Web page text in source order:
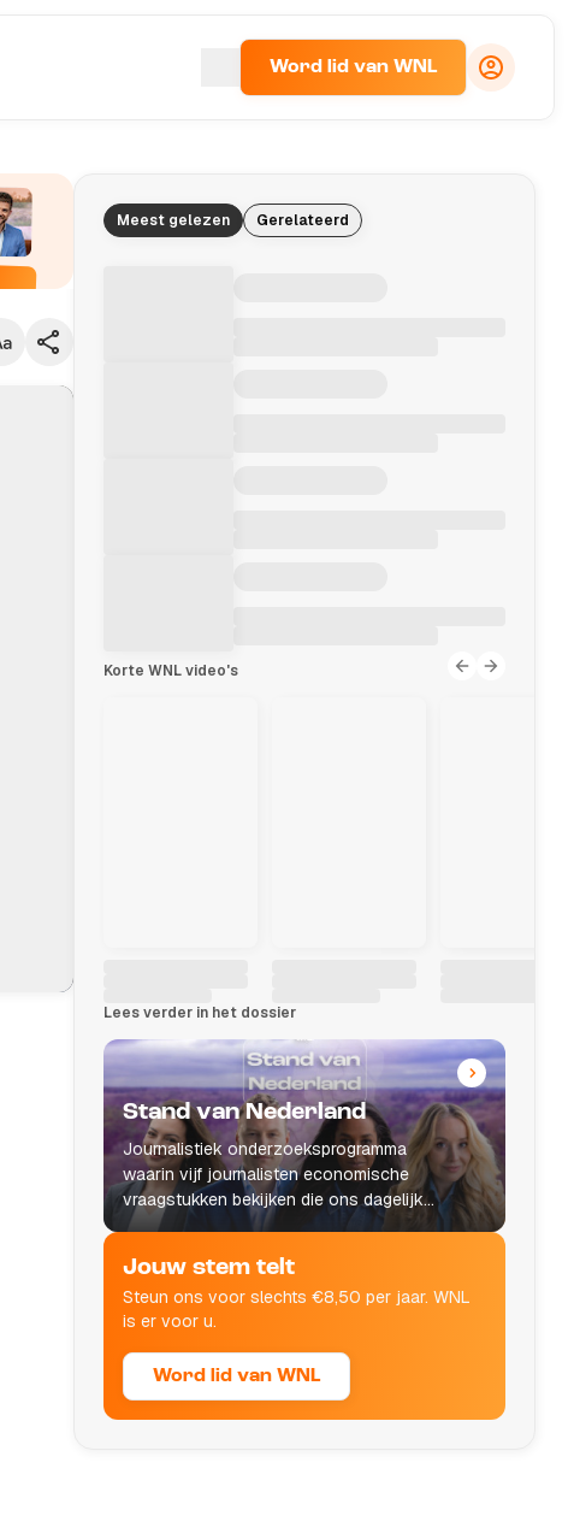
Word lid van WNL
Meest gelezen Gerelateerd
Korte WNL video's
Lees verder in het dossier
Stand van Nederland
Journalistiek onderzoeksprogramma
waarin vijf journalisten economische
vraagstukken bekijken die ons dagelijks
leven raken.
Jouw stem telt
Steun ons voor slechts €8,50 per jaar. WNL
is er voor u.
Word lid van WNL